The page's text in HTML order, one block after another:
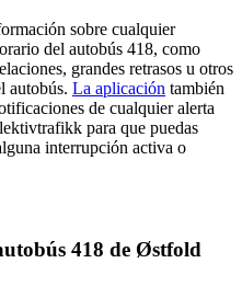
sobre cualquier
del autobús 418, como
grandes retrasos u otros
autobús. La aplicación también
de cualquier alerta
para que puedas
interrupción activa o
418 de Østfold